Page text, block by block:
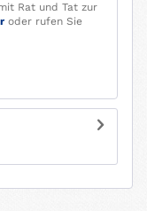
Rat und Tat zur
oder rufen Sie